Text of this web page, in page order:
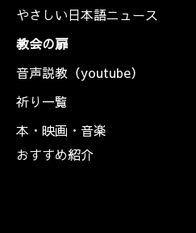
やさしい日本語ニュース
教会の扉
音声説教（youtube）
祈り一覧
本・映画・音楽
おすすめ紹介